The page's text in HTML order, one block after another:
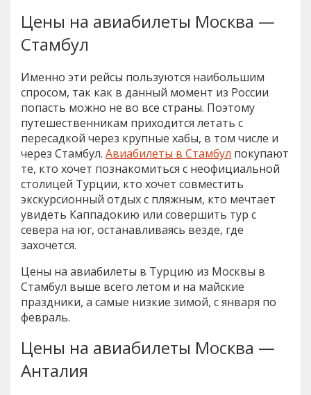
Цены на авиабилеты Москва —
Стамбул
Именно эти рейсы пользуются наибольшим
спросом, так как в данный момент из России
попасть можно не во все страны. Поэтому
путешественникам приходится летать с
пересадкой через крупные хабы, в том числе и
через Стамбул. Авиабилеты в Стамбул покупают
те, кто хочет познакомиться с неофициальной
столицей Турции, кто хочет совместить
экскурсионный отдых с пляжным, кто мечтает
увидеть Каппадокию или совершить тур с
севера на юг, останавливаясь везде, где
захочется.
Цены на авиабилеты в Турцию из Москвы в
Стамбул выше всего летом и на майские
праздники, а самые низкие зимой, с января по
февраль.
Цены на авиабилеты Москва —
Анталия